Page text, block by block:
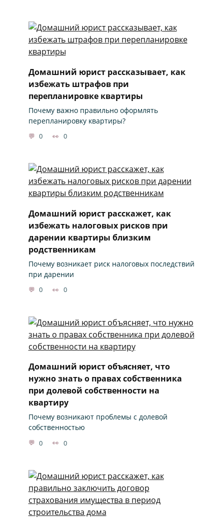
Домашний юрист рассказывает, как
избежать штрафов при
перепланировке квартиры
Почему важно правильно оформлять
перепланировку квартиры?
0 0
Домашний юрист расскажет, как
избежать налоговых рисков при
дарении квартиры близким
родственникам
Почему возникает риск налоговых последствий
при дарении
0 0
Домашний юрист объясняет, что
нужно знать о правах собственника
при долевой собственности на
квартиру
Почему возникают проблемы с долевой
собственностью
0 0